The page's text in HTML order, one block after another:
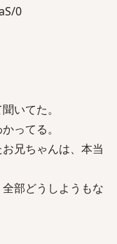
0
いてた。
ってる。
兄ちゃんは、本当
部どうしようもな